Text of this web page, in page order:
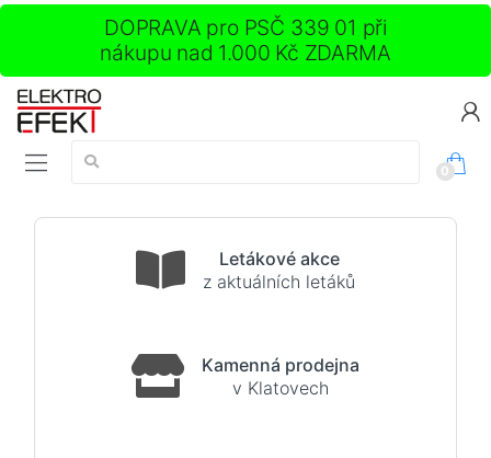
DOPRAVA pro PSČ 339 01 při
nákupu nad 1.000 Kč ZDARMA
Vyhledávání:
0
Letákové akce
z aktuálních letáků
Kamenná prodejna
v Klatovech